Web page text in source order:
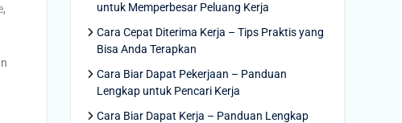
,
untuk Memperbesar Peluang Kerja
Cara Cepat Diterima Kerja – Tips Praktis yang
Bisa Anda Terapkan
Cara Biar Dapat Pekerjaan – Panduan
Lengkap untuk Pencari Kerja
Cara Biar Dapat Kerja – Panduan Lengkap